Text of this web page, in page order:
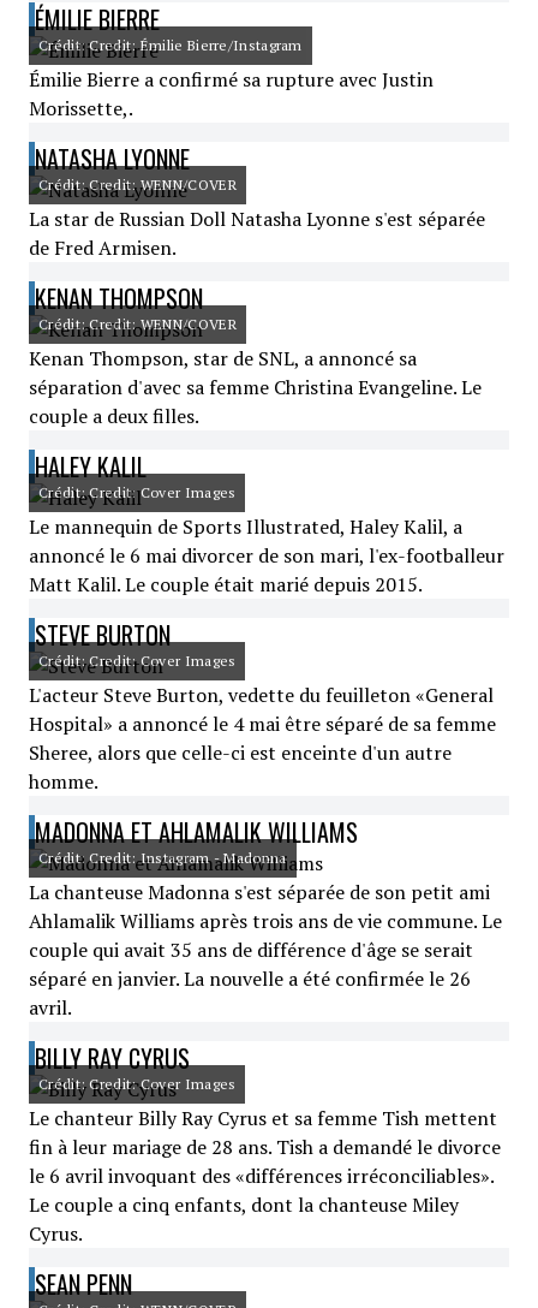
ÉMILIE BIERRE
Crédit: Credit: Émilie Bierre/Instagram
Émilie Bierre a confirmé sa rupture avec Justin
Morissette,.
NATASHA LYONNE
Crédit: Credit: WENN/COVER
La star de Russian Doll Natasha Lyonne s'est séparée
de Fred Armisen.
KENAN THOMPSON
Crédit: Credit: WENN/COVER
Kenan Thompson, star de SNL, a annoncé sa
séparation d'avec sa femme Christina Evangeline. Le
couple a deux filles.
HALEY KALIL
Crédit: Credit: Cover Images
Le mannequin de Sports Illustrated, Haley Kalil, a
annoncé le 6 mai divorcer de son mari, l'ex-footballeur
Matt Kalil. Le couple était marié depuis 2015.
STEVE BURTON
Crédit: Credit: Cover Images
L'acteur Steve Burton, vedette du feuilleton «General
Hospital» a annoncé le 4 mai être séparé de sa femme
Sheree, alors que celle-ci est enceinte d'un autre
homme.
MADONNA ET AHLAMALIK WILLIAMS
Crédit: Credit: Instagram - Madonna
La chanteuse Madonna s'est séparée de son petit ami
Ahlamalik Williams après trois ans de vie commune. Le
couple qui avait 35 ans de différence d'âge se serait
séparé en janvier. La nouvelle a été confirmée le 26
avril.
BILLY RAY CYRUS
Crédit: Credit: Cover Images
Le chanteur Billy Ray Cyrus et sa femme Tish mettent
fin à leur mariage de 28 ans. Tish a demandé le divorce
le 6 avril invoquant des «différences irréconciliables».
Le couple a cinq enfants, dont la chanteuse Miley
Cyrus.
SEAN PENN